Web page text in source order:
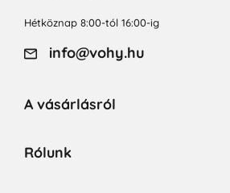
Hétköznap 8:00-tól 16:00-ig
info@vohy.hu
A vásárlásról
Rólunk